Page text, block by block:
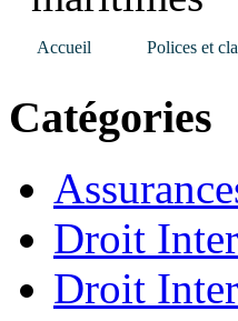
Accueil Polices et
Catégories
Droit
Droit